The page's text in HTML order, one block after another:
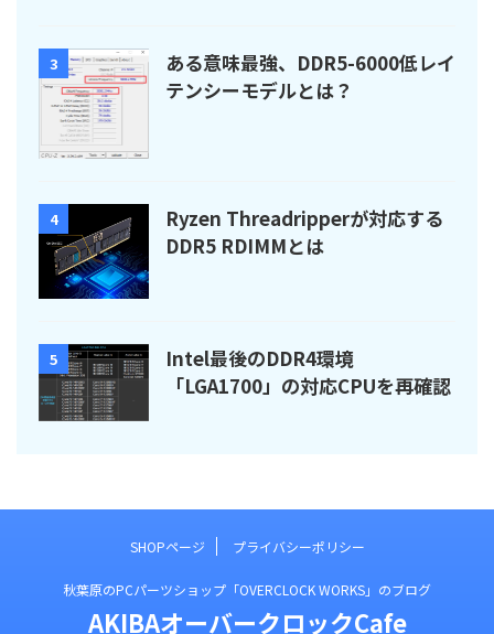
3
ある意味最強、DDR5-6000低レイ
テンシーモデルとは？
4
Ryzen Threadripperが対応する
DDR5 RDIMMとは
5
Intel最後のDDR4環境
「LGA1700」の対応CPUを再確認
SHOPページ プライバシーポリシー
秋葉原のPCパーツショップ「OVERCLOCK WORKS」のブログ
AKIBAオーバークロックCafe